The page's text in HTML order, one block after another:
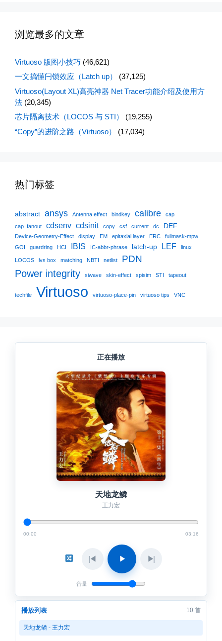
浏览最多的文章
Virtuoso 版图小技巧 (46,621)
一文搞懂闩锁效应（Latch up）
(37,125)
Virtuoso(Layout XL)高亮神器 Net Tracer功能介绍及使用方
法 (20,345)
芯片隔离技术（LOCOS 与 STI）
(19,255)
“Copy”的进阶之路（Virtuoso）
(17,034)
热门标签
abstract ansys Antenna effect bindkey calibre
cap
cap_fanout
cdsenv cdsinit copy csf current dc DEF
Device-Geometry-Effect display EM epitaxial layer ERC
fullmask-mpw
GOI
guardring HCI IBIS IC-abbr-phrase latch-up LEF linux
LOCOS lvs box matching NBTI netlist PDN
Power integrity siwave skin-effect spisim STI tapeout
techfile Virtuoso virtuoso-place-pin virtuoso tips VNC
正在播放
天地龙鳞
王力宏
00:00 03:16
◀ ▶ ▶
音量
播放列表 10 首
天地龙鳞 - 王力宏